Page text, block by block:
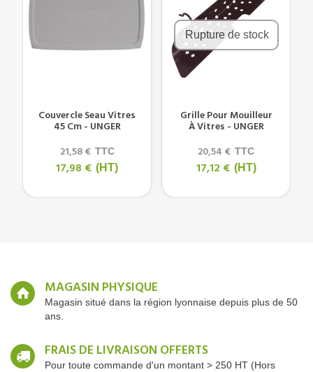
Couvercle Seau Vitres
45 Cm - UNGER
21,58 € TTC
17,98 € (HT)
Rupture de stock
Grille Pour Mouilleur
À Vitres - UNGER
20,54 € TTC
17,12 € (HT)
MAGASIN PHYSIQUE
Magasin situé dans la région lyonnaise depuis plus de 50
ans.
FRAIS DE LIVRAISON OFFERTS
Pour toute commande d'un montant > 250 HT (Hors